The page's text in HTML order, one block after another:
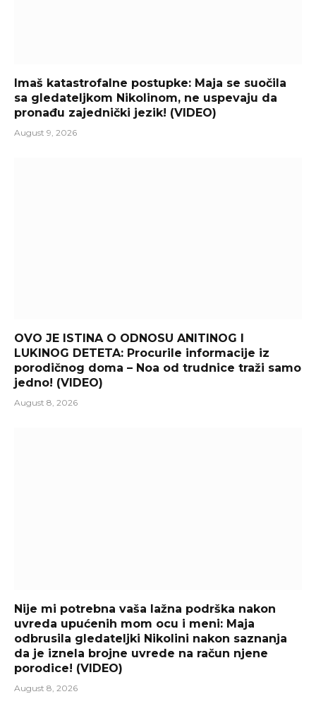
Imaš katastrofalne postupke: Maja se suočila
sa gledateljkom Nikolinom, ne uspevaju da
pronađu zajednički jezik! (VIDEO)
August 9, 2026
OVO JE ISTINA O ODNOSU ANITINOG I
LUKINOG DETETA: Procurile informacije iz
porodičnog doma – Noa od trudnice traži samo
jedno! (VIDEO)
August 8, 2026
Nije mi potrebna vaša lažna podrška nakon
uvreda upućenih mom ocu i meni: Maja
odbrusila gledateljki Nikolini nakon saznanja
da je iznela brojne uvrede na račun njene
porodice! (VIDEO)
August 8, 2026